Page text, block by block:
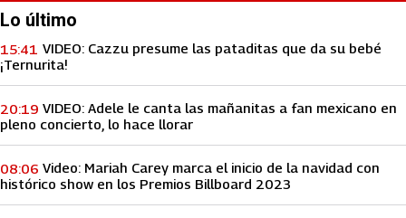
Lo último
VIDEO: Cazzu presume las pataditas que da su bebé
¡Ternurita!
15:41
VIDEO: Adele le canta las mañanitas a fan mexicano en
pleno concierto, lo hace llorar
20:19
Video: Mariah Carey marca el inicio de la navidad con
histórico show en los Premios Billboard 2023
08:06